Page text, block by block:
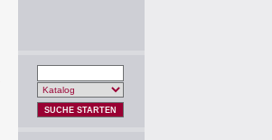
SUCHE STARTEN